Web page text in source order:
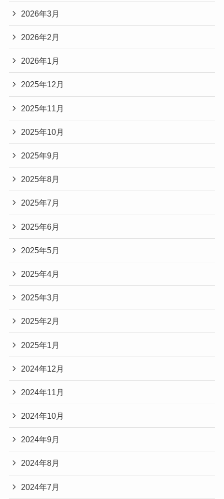
2026年3月
2026年2月
2026年1月
2025年12月
2025年11月
2025年10月
2025年9月
2025年8月
2025年7月
2025年6月
2025年5月
2025年4月
2025年3月
2025年2月
2025年1月
2024年12月
2024年11月
2024年10月
2024年9月
2024年8月
2024年7月